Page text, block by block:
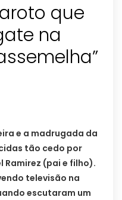
que
na
e a madrugada da
tão cedo por
Ramirez (pai e filho).
televisão na
escutaram um